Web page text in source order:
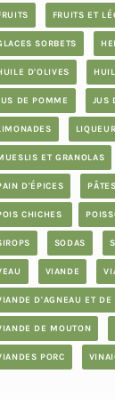
FRUITS ET
SORBETS
D'OLIVES
DE POMME JUS
ET GRANOLAS
D'ÉPICES PÂTES
CHICHES
SODAS
VIANDE
D'AGNEAU ET DE
DE MOUTON
PORC